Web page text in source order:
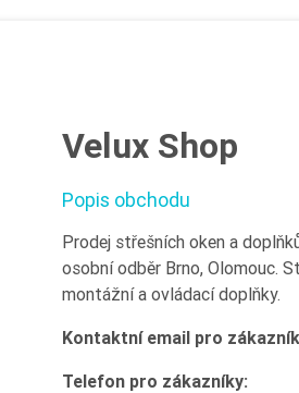
Velux Shop
Popis obchodu
Prodej střešních oken a
osobní odběr Brno, Olomouc.
montážní a ovládací doplňky.
Kontaktní email pro
Telefon pro zákazníky: